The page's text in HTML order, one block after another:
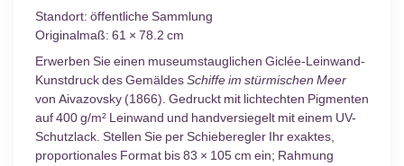
Standort: öffentliche Sammlung
Originalmaß: 61 × 78.2 cm
Erwerben Sie einen museumstauglichen Giclée-Leinwand-
Kunstdruck des GemäldesSchiffe im stürmischen Meer
von Aivazovsky (1866). Gedruckt mit lichtechten Pigmenten
auf 400 g/m² Leinwand und handversiegelt mit einem UV-
Schutzlack. Stellen Sie per Schieberegler Ihr exaktes,
proportionales Format bis 83 × 105 cm ein; Rahmung